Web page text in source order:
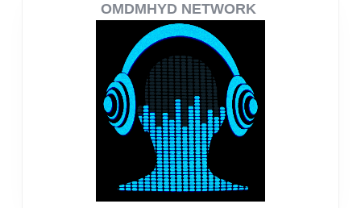
OMDMHYD NETWORK